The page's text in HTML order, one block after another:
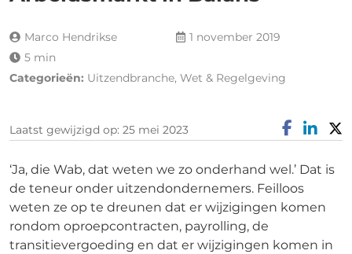
Marco Hendrikse
1 november 2019
5 min
Categorieën: Uitzendbranche, Wet & Regelgeving
Laatst gewijzigd op: 25 mei 2023
‘Ja, die Wab, dat weten we zo onderhand wel.’ Dat is
de teneur onder uitzendondernemers. Feilloos
weten ze op te dreunen dat er wijzigingen komen
rondom oproepcontracten, payrolling, de
transitievergoeding en dat er wijzigingen komen in